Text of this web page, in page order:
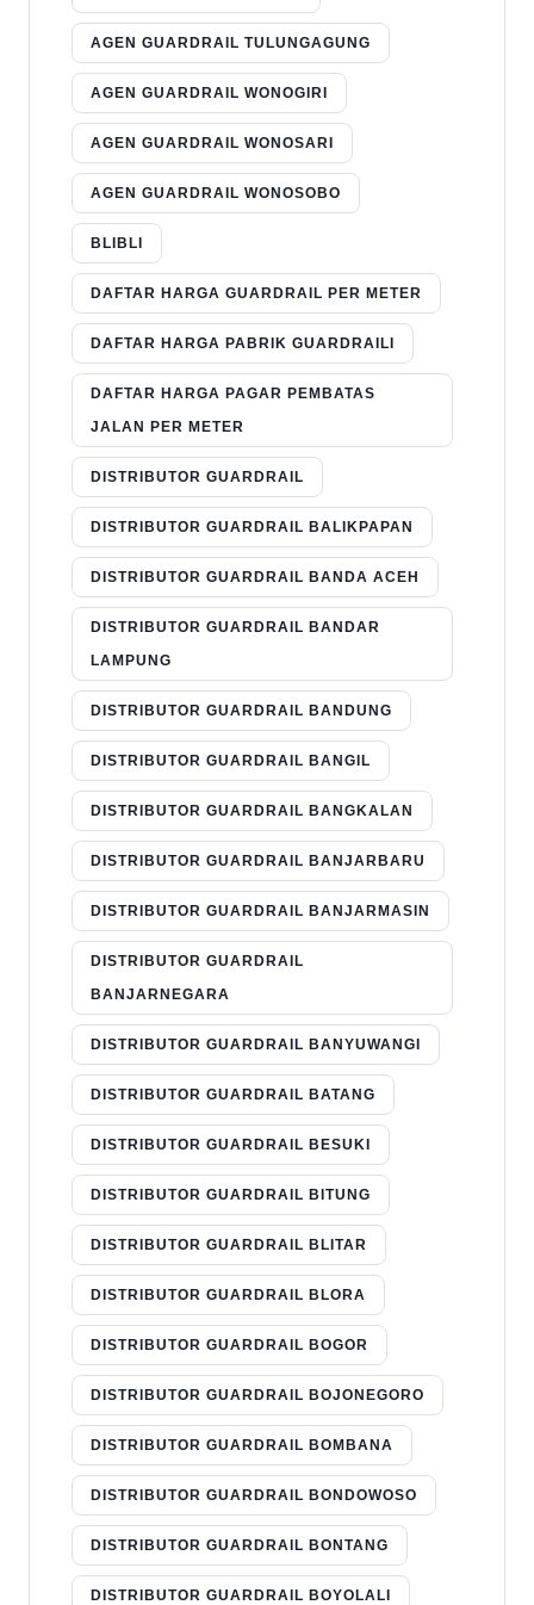
AGEN GUARDRAIL TULUNGAGUNG
AGEN GUARDRAIL WONOGIRI
AGEN GUARDRAIL WONOSARI
AGEN GUARDRAIL WONOSOBO
BLIBLI
DAFTAR HARGA GUARDRAIL PER METER
DAFTAR HARGA PABRIK GUARDRAILI
DAFTAR HARGA PAGAR PEMBATAS
JALAN PER METER
DISTRIBUTOR GUARDRAIL
DISTRIBUTOR GUARDRAIL BALIKPAPAN
DISTRIBUTOR GUARDRAIL BANDA ACEH
DISTRIBUTOR GUARDRAIL BANDAR
LAMPUNG
DISTRIBUTOR GUARDRAIL BANDUNG
DISTRIBUTOR GUARDRAIL BANGIL
DISTRIBUTOR GUARDRAIL BANGKALAN
DISTRIBUTOR GUARDRAIL BANJARBARU
DISTRIBUTOR GUARDRAIL BANJARMASIN
DISTRIBUTOR GUARDRAIL
BANJARNEGARA
DISTRIBUTOR GUARDRAIL BANYUWANGI
DISTRIBUTOR GUARDRAIL BATANG
DISTRIBUTOR GUARDRAIL BESUKI
DISTRIBUTOR GUARDRAIL BITUNG
DISTRIBUTOR GUARDRAIL BLITAR
DISTRIBUTOR GUARDRAIL BLORA
DISTRIBUTOR GUARDRAIL BOGOR
DISTRIBUTOR GUARDRAIL BOJONEGORO
DISTRIBUTOR GUARDRAIL BOMBANA
DISTRIBUTOR GUARDRAIL BONDOWOSO
DISTRIBUTOR GUARDRAIL BONTANG
DISTRIBUTOR GUARDRAIL BOYOLALI